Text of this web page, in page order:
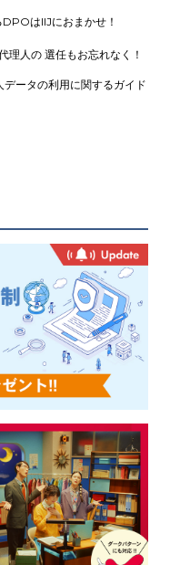
はIIJにおまかせ！
人の 選任もお忘れなく！
ータの利用に関するガイド